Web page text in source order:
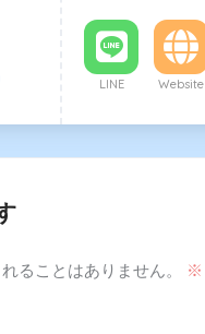
LINE Website
ることはありません。 ※